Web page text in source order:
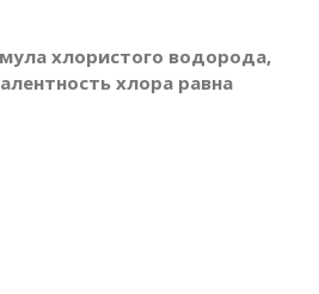
хлористого водорода,
хлора равна